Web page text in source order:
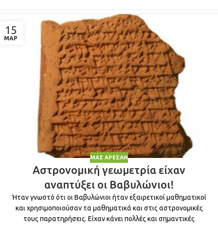
15
ΜΑΡ
ΜΑΣ ΆΡΕΣΑΝ
Αστρονομική γεωμετρία είχαν
αναπτύξει οι Βαβυλώνιοι!
Ήταν γνωστό ότι οι Βαβυλώνιοι ήταν εξαιρετικοί μαθηματικοί
και χρησιμοποιούσαν τα μαθηματικά και στις αστρονομικές
τους παρατηρήσεις. Είχαν κάνει πολλές και σημαντικές